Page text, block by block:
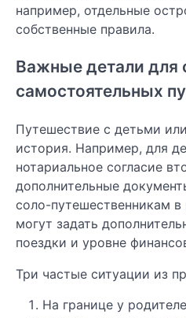
например, отдельные
собственные правила.
Важные детали для
самостоятельных
Путешествие с детьми
история. Например, для
нотариальное согласие
дополнительные
соло-путешественникам в
могут задать
поездки и уровне
Три частые ситуации из
На границе у